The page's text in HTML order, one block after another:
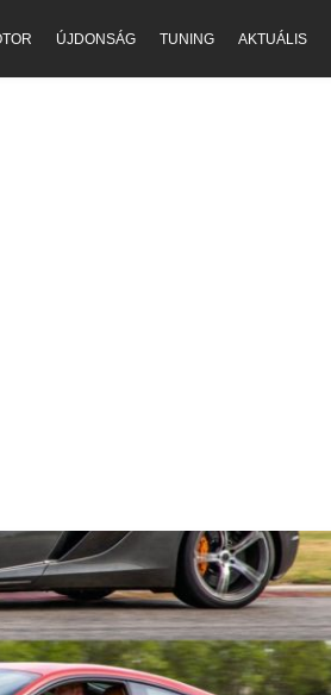
ÚJDONSÁG TUNING AKTUÁLIS